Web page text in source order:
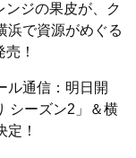
ンジの果皮が、ク
浜で資源がめぐる
！
ル通信：明日開
シーズン2」＆横
！